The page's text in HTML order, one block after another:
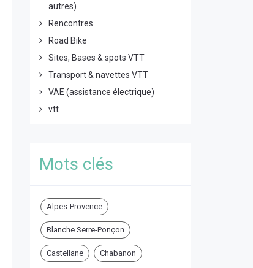
autres)
Rencontres
Road Bike
Sites, Bases & spots VTT
Transport & navettes VTT
VAE (assistance électrique)
vtt
Mots clés
Alpes-Provence
Blanche Serre-Ponçon
Castellane Chabanon